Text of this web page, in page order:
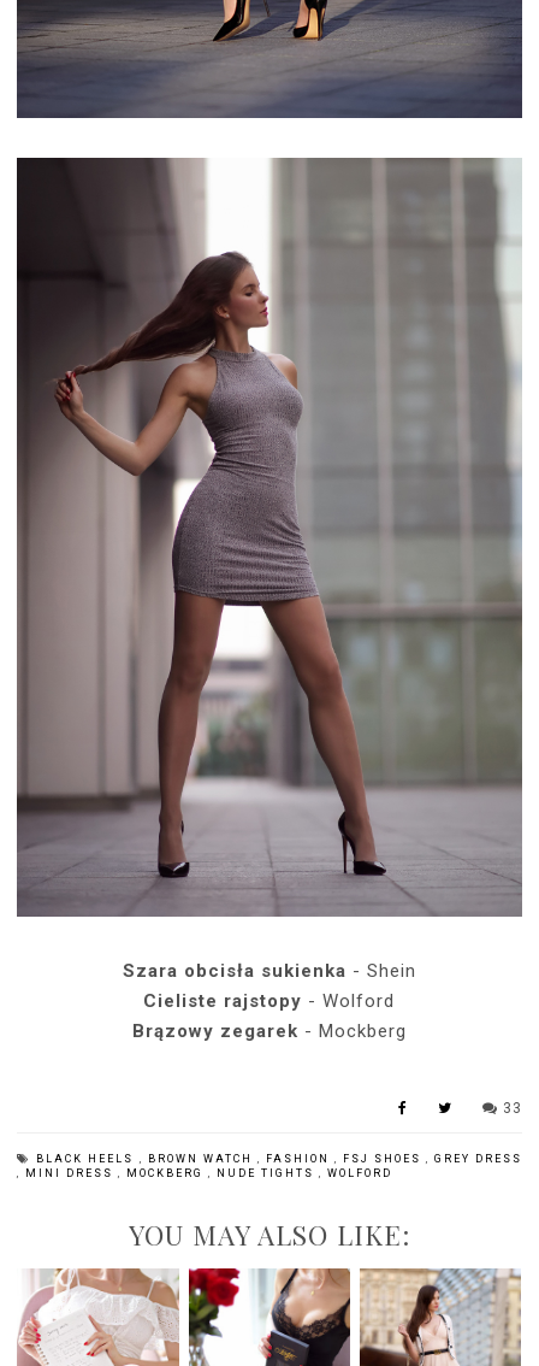
Szara obcisła sukienka - Shein
Cieliste rajstopy - Wolford
Brązowy zegarek - Mockberg
33
BLACK HEELS BROWN WATCH FASHION FSJ SHOES
GREY DRESS
MINI DRESS MOCKBERG NUDE TIGHTS ,WOLFORD
YOU MAY ALSO LIKE: